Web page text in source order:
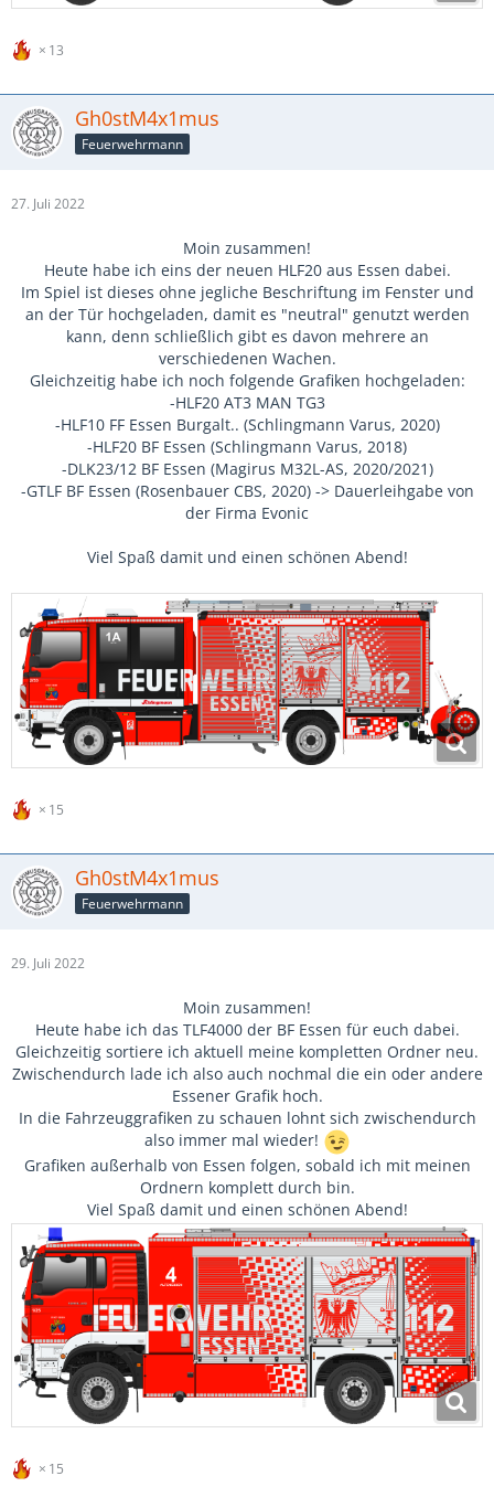
13
Gh0stM4x1mus
Feuerwehrmann
27. Juli 2022
Moin zusammen!
Heute habe ich eins der neuen HLF20 aus Essen dabei.
Im Spiel ist dieses ohne jegliche Beschriftung im Fenster und
an der Tür hochgeladen, damit es "neutral" genutzt werden
kann, denn schließlich gibt es davon mehrere an
verschiedenen Wachen.
Gleichzeitig habe ich noch folgende Grafiken hochgeladen:
-HLF20 AT3 MAN TG3
-HLF10 FF Essen Burgalt.. (Schlingmann Varus, 2020)
-HLF20 BF Essen (Schlingmann Varus, 2018)
-DLK23/12 BF Essen (Magirus M32L-AS, 2020/2021)
-GTLF BF Essen (Rosenbauer CBS, 2020) -> Dauerleihgabe von
der Firma Evonic
Viel Spaß damit und einen schönen Abend!
15
Gh0stM4x1mus
Feuerwehrmann
29. Juli 2022
Moin zusammen!
Heute habe ich das TLF4000 der BF Essen für euch dabei.
Gleichzeitig sortiere ich aktuell meine kompletten Ordner neu.
Zwischendurch lade ich also auch nochmal die ein oder andere
Essener Grafik hoch.
In die Fahrzeuggrafiken zu schauen lohnt sich zwischendurch
also immer mal wieder!
Grafiken außerhalb von Essen folgen, sobald ich mit meinen
Ordnern komplett durch bin.
Viel Spaß damit und einen schönen Abend!
15